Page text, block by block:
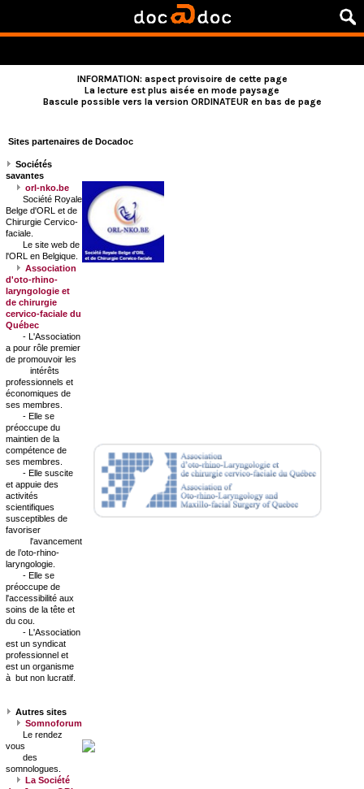
INFORMATION: aspect provisoire de cette page
La lecture est plus aisée en mode paysage
Bascule possible vers la version ORDINATEUR en bas de page
Sites partenaires de Docadoc
Sociétés
savantes
orl-nko.be
Société Royale
Belge d'ORL et de
Chirurgie Cervico-
faciale.
Le site web de
l'ORL en Belgique.
Association
d'oto-rhino-
laryngologie et
de chirurgie
cervico-faciale du
Québec
- L'Association
a pour rôle premier
de promouvoir les
intérêts
professionnels et
économiques de
ses membres.
- Elle se
préoccupe du
maintien de la
compétence de
ses membres.
- Elle suscite
et appuie des
activités
scientifiques
susceptibles de
favoriser
l'avancement
de l’oto-rhino-
laryngologie.
- Elle se
préoccupe de
l'accessibilité aux
soins de la tête et
du cou.
- L'Association
est un syndicat
professionnel et
est un organisme
à but non lucratif.
Autres sites
Somnoforum
Le rendez
vous
des
somnologues.
La Société